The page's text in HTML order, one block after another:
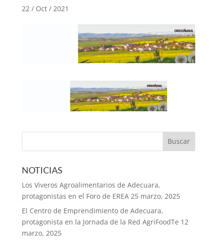
22 / Oct / 2021
NOTICIAS
Los Viveros Agroalimentarios de Adecuara,
protagonistas en el Foro de EREA 25 marzo, 2025
El Centro de Emprendimiento de Adecuara,
protagonista en la Jornada de la Red AgriFoodTe 12
marzo, 2025